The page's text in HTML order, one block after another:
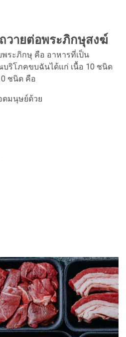
วายต่อพระภิกษุสงฆ์
ะภิกษุ คือ อาหารที่เป็น
ริโภคขบฉันได้แก่ เนื้อ 10 ชนิด
ชนิด คือ
ดมนุษย์ด้วย